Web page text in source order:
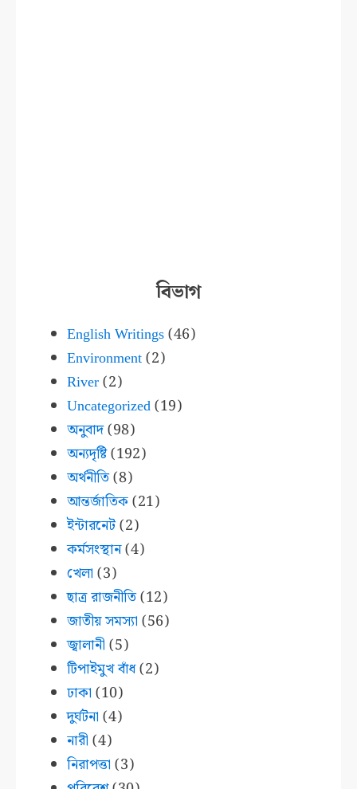
বিভাগ
English Writings(46)
Environment(2)
River(2)
Uncategorized(19)
অনুবাদ(98)
অন্যদৃষ্টি(192)
অর্থনীতি(8)
আন্তর্জাতিক(21)
ইন্টারনেট(2)
কর্মসংস্থান(4)
খেলা (3)
ছাত্র রাজনীতি(12)
জাতীয় সমস্যা (56)
জ্বালানী (5)
টিপাইমুখ বাঁধ(2)
ঢাকা (10)
দুর্ঘটনা (4)
নারী (4)
নিরাপত্তা (3)